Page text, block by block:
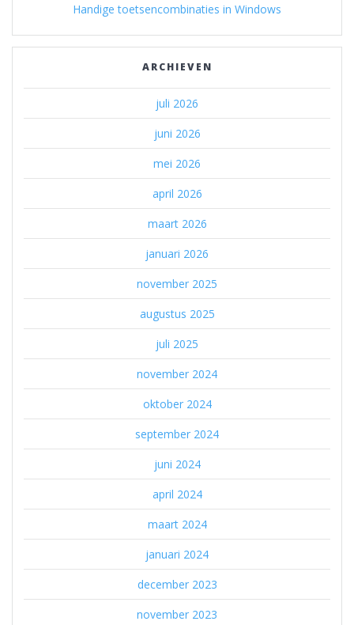
Handige toetsencombinaties in Windows
ARCHIEVEN
juli 2026
juni 2026
mei 2026
april 2026
maart 2026
januari 2026
november 2025
augustus 2025
juli 2025
november 2024
oktober 2024
september 2024
juni 2024
april 2024
maart 2024
januari 2024
december 2023
november 2023